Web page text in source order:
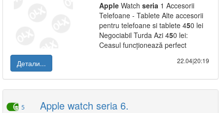
Apple Watch seria 1 Accesorii
Telefoane - Tablete Alte accesorii
pentru telefoane si tablete 450 lei
Negociabil Turda Azi 450 lei:
Ceasul funcționează perfect
Детали...
22.04|20:19
5 Apple watch seria 6.